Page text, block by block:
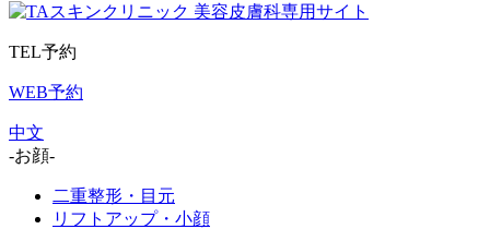
TEL予約
WEB予約
中文
-お顔-
二重整形・目元
リフトアップ・小顔